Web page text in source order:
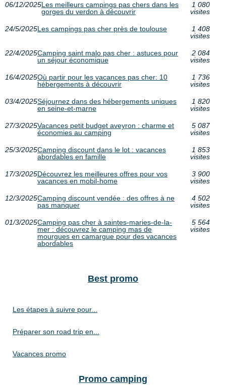
06/12/2025Les meilleurs campings pas chers dans les
gorges du verdon à découvrir
1 080
visites
24/5/2025Les campings pas cher près de toulouse
1 408
visites
22/4/2025Camping saint malo pas cher : astuces pour
un séjour économique
2 084
visites
16/4/2025Où partir pour les vacances pas cher: 10
hébergements à découvrir
1 736
visites
03/4/2025Séjournez dans des hébergements uniques
en seine-et-marne
1 820
visites
27/3/2025Vacances petit budget aveyron : charme et
économies au camping
5 087
visites
25/3/2025Camping discount dans le lot : vacances
abordables en famille
1 853
visites
17/3/2025Découvrez les meilleures offres pour vos
vacances en mobil-home
3 900
visites
12/3/2025Camping discount vendée : des offres à ne
pas manquer
4 502
visites
01/3/2025Camping pas cher à saintes-maries-de-la-
mer : découvrez le camping mas de
mourgues en camargue pour des vacances
abordables
5 564
visites
Best promo
Les étapes à suivre pour...
Préparer son road trip en...
Vacances promo
Promo camping